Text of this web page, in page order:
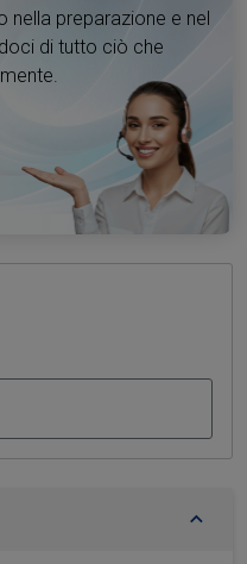
preparazione e nel
di tutto ciò che